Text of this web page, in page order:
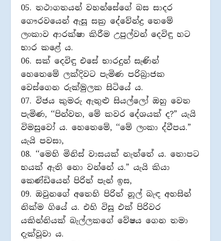
05. තථාගතයන් වහන්සේගේ බස සාදර
ගෞරවයෙන් ඇසූ සක‍්‍ර දේවේන්ද්‍ර තෙමේ
ලංකාව ආරක්ෂා කිරීම උපුල්වන් දෙවිඳු හට
භාර කළේ ය.
06. සක් දෙවිඳු එසේ භාරදුන් සැණින්
හෙතෙමේ ලක්දිවට පැමිණ පරිබ‍්‍රාජක
වෙස්ගෙන රුක්මුලක සිටියේ ය.
07. විජය කුමරු ඇතුළු සියල්ලෝ ඔහු වෙත
පැමිණ, ‘‘පින්වත, මේ කවර දේශයක් ද?” යැයි
විමසුවෝ ය. හෙතෙමේ, ‘‘මේ ලංකා ද්වීපය.”
යැයි පවසා,
08. ‘‘මෙහි මිනිස් වාසයක් නැත්තේ ය. තොපට
භයක් ඇති නො වන්නේ ය.” යැයි කියා
කෙණ්ඩියෙන් පිරිත් පැන් ඉස,
09. ඔවුනගේ අතෙහි පිරිත් නූල් බැඳ අහසින්
නික්ම ගියේ ය. එහි විසූ එක් පිරිවර
යකින්නියක් බැල්ලකගේ වේෂය ගෙන තමා
දැක්වූවා ය.